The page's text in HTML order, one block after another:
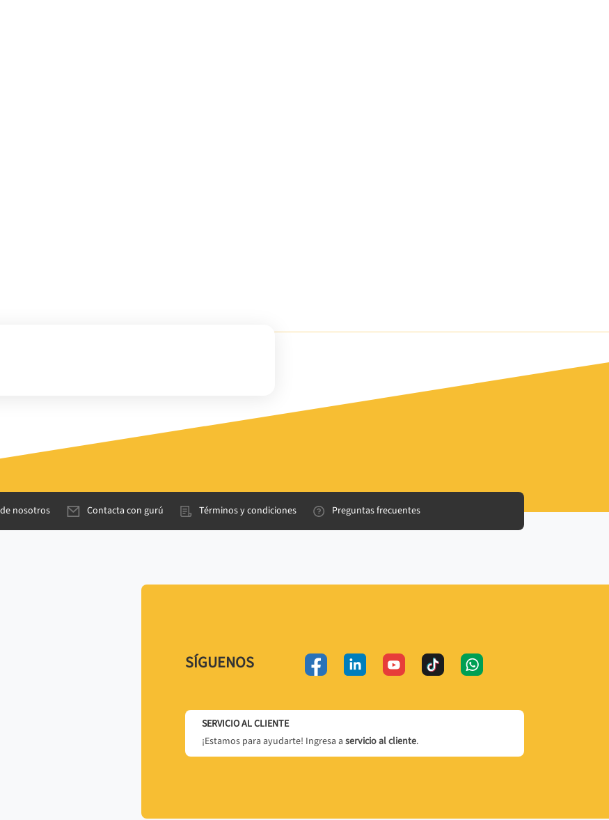
nosotros Contacta con gurú Términos y condiciones Preguntas frecuentes
SÍGUENOS
SERVICIO AL CLIENTE
¡Estamos para ayudarte! Ingresa a servicio al cliente.